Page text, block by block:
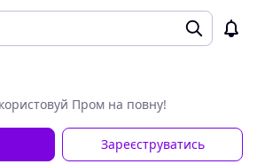
Пром на повну!
Зареєструватись